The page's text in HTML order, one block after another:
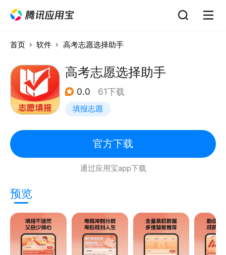
首页 软件 高考志愿选择助手
高考志愿选择助手
0.0 61下载
填报志愿
官方下载
通过应用宝app下载
预览